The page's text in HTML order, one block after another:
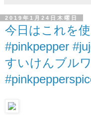
2019年1月24日木曜日
今日はこれを
#pinkpepper
すいけんブル